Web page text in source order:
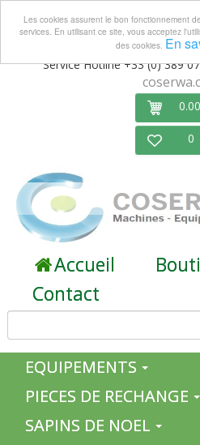
Les cookies assurent le bon fonctionnement
services. En utilisant ce site, vous acceptez
des cookies. En
Service Hotline +33 (0)
0.00
0
Accueil
Contact
EQUIPEMENTS
PIECES DE RECHANGE
SAPINS DE NOEL